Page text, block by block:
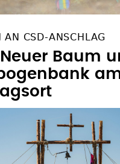
AN CSD-ANSCHLAG
Baum